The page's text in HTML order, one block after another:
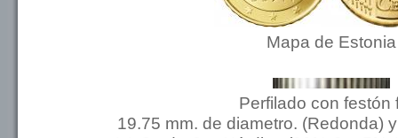
Mapa de Estonia
Perfilado con festón
19.75 mm. de diametro. (Redonda)